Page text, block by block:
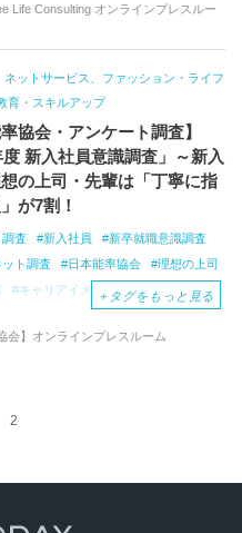
ト調査
GFS
Life Consulting オンラインプレスルー
ネットサービス、ファッション・ライフ
育・スキルアップ
率協会・アンケート調査】
度 新入社員意識調査」～新入
の上司・先輩は「丁寧に指
が7割！
調査 新入社員
新卒就職意識調査
ト調査
日本能率協会
理想の上司
キャリアイメージ
仕事の不安
＋ タグをもっと見る
会】オンラインプレスルーム
2